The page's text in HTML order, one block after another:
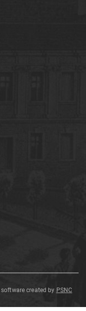
software created by PSNC